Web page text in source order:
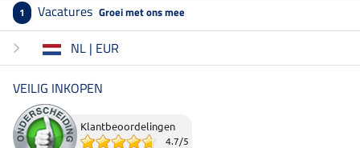
1 Vacatures Groei met ons mee
NL | EUR
VEILIG INKOPEN
Klantbeoordelingen
4.7/5